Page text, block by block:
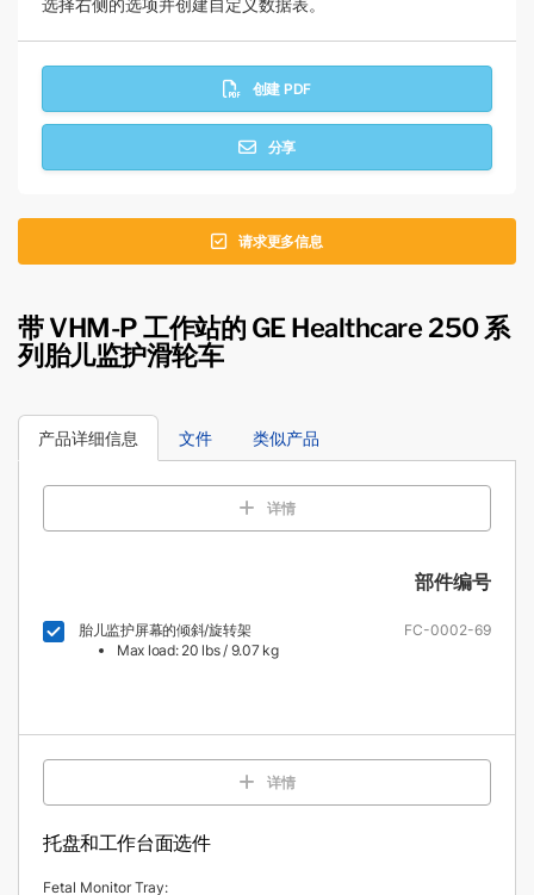
创建 PDF
分享
请求更多信息
带 VHM-P 工作站的 GE Healthcare 250 系
列胎儿监护滑轮车
产品详细信息 文件 类似产品
详情
部件编号
胎儿监护屏幕的倾斜/旋转架
Max load: 20 lbs / 9.07 kg
FC-0002-69
详情
托盘和工作台面选件
Fetal Monitor Tray: